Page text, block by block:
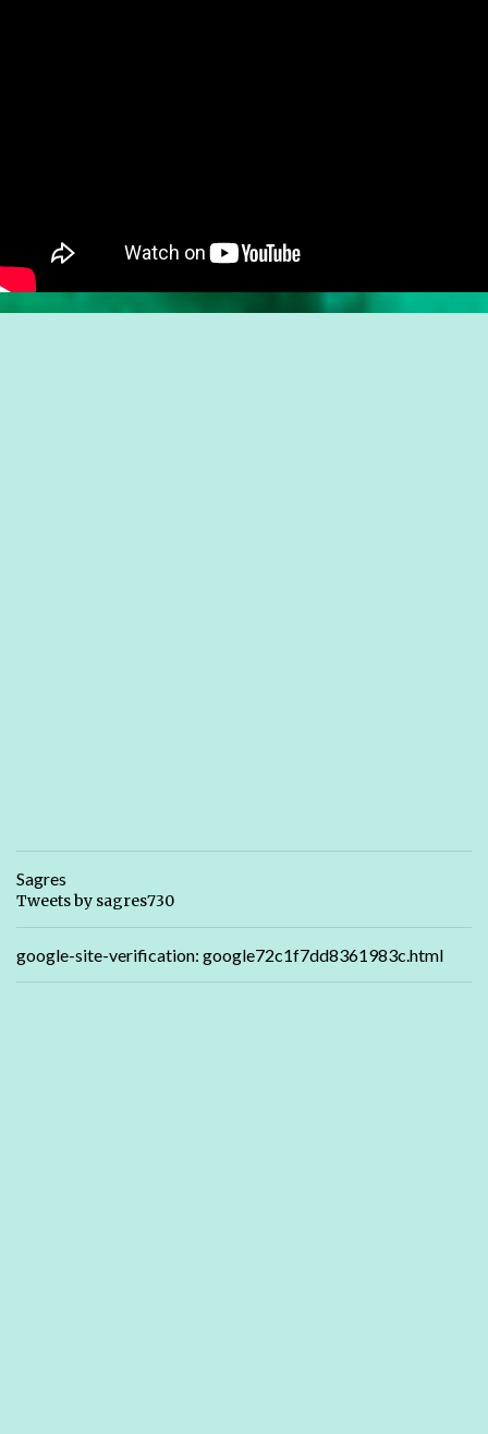
Sagres
Tweets by sagres730
google-site-verification: google72c1f7dd8361983c.html